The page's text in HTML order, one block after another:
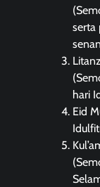
serta
hari
Eid